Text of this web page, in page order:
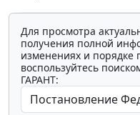
Для просмотра
получения полной
изменениях и порядке
воспользуйтесь
ГАРАНТ: